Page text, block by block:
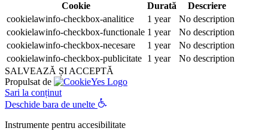
Cookie
Durată
Descriere
cookielawinfo-checkbox-analitice
1 year
No description
cookielawinfo-checkbox-functionale 1 year
No description
cookielawinfo-checkbox-necesare
1 year
No description
cookielawinfo-checkbox-publicitate 1 year
No description
SALVEAZĂ ȘI ACCEPTĂ
Propulsat de
Sari la conținut
Deschide bara de unelte
Instrumente pentru accesibilitate